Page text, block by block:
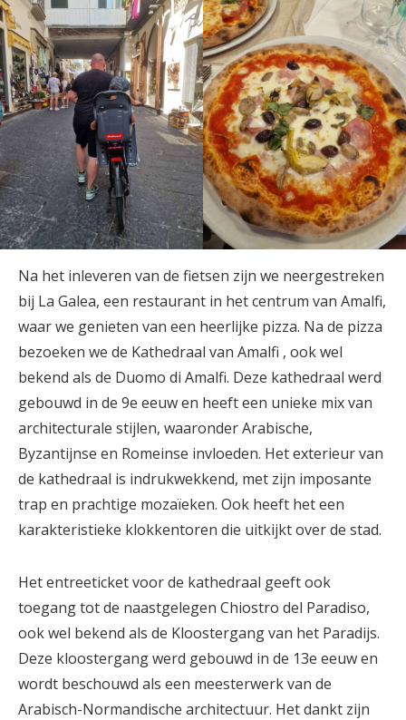
Na het inleveren van de fietsen zijn we neergestreken
bij La Galea, een restaurant in het centrum van Amalfi,
waar we genieten van een heerlijke pizza. Na de pizza
bezoeken we de Kathedraal van Amalfi , ook wel
bekend als de Duomo di Amalfi. Deze kathedraal werd
gebouwd in de 9e eeuw en heeft een unieke mix van
architecturale stijlen, waaronder Arabische,
Byzantijnse en Romeinse invloeden. Het exterieur van
de kathedraal is indrukwekkend, met zijn imposante
trap en prachtige mozaïeken. Ook heeft het een
karakteristieke klokkentoren die uitkijkt over de stad.
Het entreeticket voor de kathedraal geeft ook
toegang tot de naastgelegen Chiostro del Paradiso,
ook wel bekend als de Kloostergang van het Paradijs.
Deze kloostergang werd gebouwd in de 13e eeuw en
wordt beschouwd als een meesterwerk van de
Arabisch-Normandische architectuur. Het dankt zijn